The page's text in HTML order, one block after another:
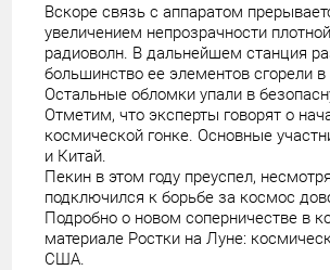
Вскоре связь с аппаратом
увеличением непрозрачности
радиоволн. В дальнейшем станция
большинство ее элементов сгорели
Остальные обломки упали в
Отметим, что эксперты говорят о
космической гонке. Основные
и Китай.
Пекин в этом году преуспел,
подключился к борьбе за космос
Подробно о новом соперничестве в
материале Ростки на Луне:
США.